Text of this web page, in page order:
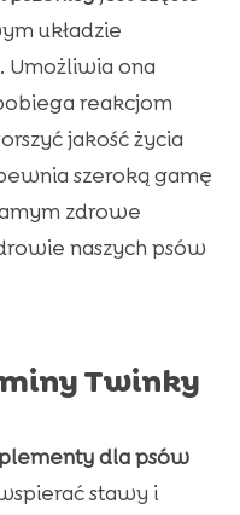
układzie
Umożliwia ona
reakcjom
jakość życia
szeroką gamę
zdrowe
naszych psów
Twinky
dla psów
stawy i